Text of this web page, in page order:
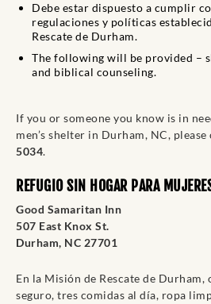
Debe estar dispuesto a cumplir
regulaciones y políticas
Rescate de Durham.
The following will be provided –
and biblical counseling.
If you or someone you know is in
men’s shelter in Durham, NC, please
5034.
REFUGIO SIN HOGAR PARA
Good Samaritan Inn
507 East Knox St.
Durham, NC 27701
En la Misión de Rescate de
seguro, tres comidas al día, ropa